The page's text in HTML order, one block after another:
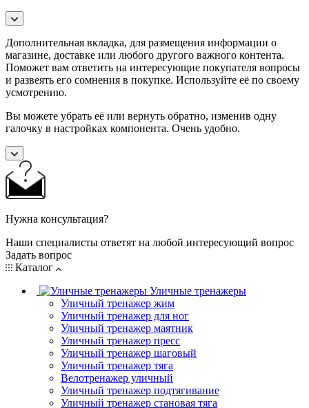
Дополнительная вкладка, для размещения информации о
магазине, доставке или любого другого важного контента.
Поможет вам ответить на интересующие покупателя вопросы
и развеять его сомнения в покупке. Используйте её по своему
усмотрению.
Вы можете убрать её или вернуть обратно, изменив одну
галочку в настройках компонента. Очень удобно.
Нужна консультация?
Наши специалисты ответят на любой интересующий вопрос
Задать вопрос
Каталог
Уличные тренажеры
Уличный тренажер жим
Уличный тренажер для ног
Уличный тренажер маятник
Уличный тренажер пресс
Уличный тренажер шаговый
Уличный тренажер тяга
Велотренажер уличный
Уличный тренажер подтягивание
Уличный тренажер становая тяга